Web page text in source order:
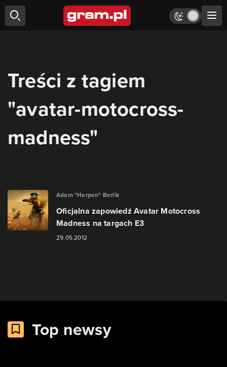
Treści z tagiem
"avatar-motocross-
madness"
Adam "Harpen" Berlik
Oficjalna zapowiedź Avatar Motocross
Madness na targach E3
29.05.2012
Top newsy